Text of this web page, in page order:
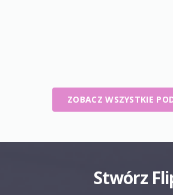
ZOBACZ WSZYSTKIE
Stwórz